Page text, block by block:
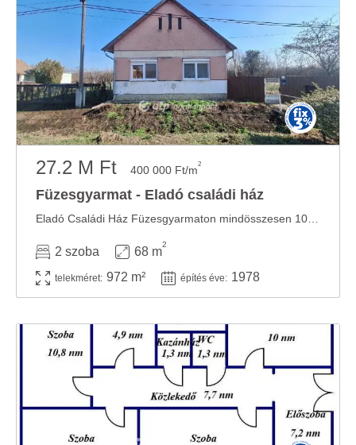
27.2 M Ft 400 000 Ft/m2
Füzesgyarmat - Eladó családi ház
2 szoba 68 m
2
telekméret: 972 m² építés éve: 1978